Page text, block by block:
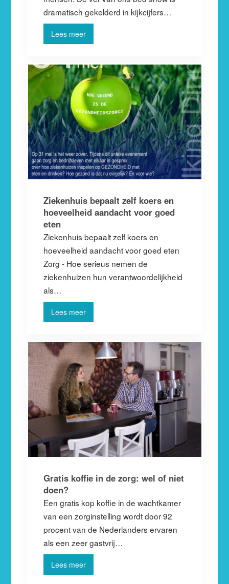
dramatisch gekelderd in kijkcijfers…
Lees meer
Ziekenhuis bepaalt zelf koers en
hoeveelheid aandacht voor goed
eten
Ziekenhuis bepaalt zelf koers en
hoeveelheid aandacht voor goed eten
Zorg - Hoe serieus nemen de
ziekenhuizen hun verantwoordelijkheid
als…
Lees meer
Gratis koffie in de zorg: wel of niet
doen?
Een gratis kop koffie in de wachtkamer
van een zorginstelling wordt door 92
procent van de Nederlanders ervaren
als een zeer gastvrij…
Lees meer